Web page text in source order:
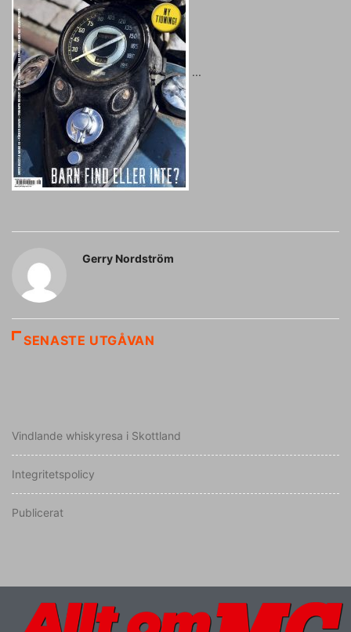
Gerry Nordström
SENASTE UTGÅVAN
Vindlande whiskyresa i Skottland
Integritetspolicy
Publicerat